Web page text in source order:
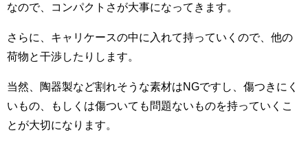
なので、コンパクトさが大事になってきます。
さらに、キャリケースの中に入れて持っていくので、他の
荷物と干渉したりします。
当然、陶器製など割れそうな素材はNGですし、傷つきにく
いもの、もしくは傷ついても問題ないものを持っていくこ
とが大切になります。